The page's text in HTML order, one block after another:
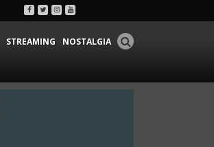
Facebook
Twitter
Instagram
Youtube
STREAMING NOSTALGIA